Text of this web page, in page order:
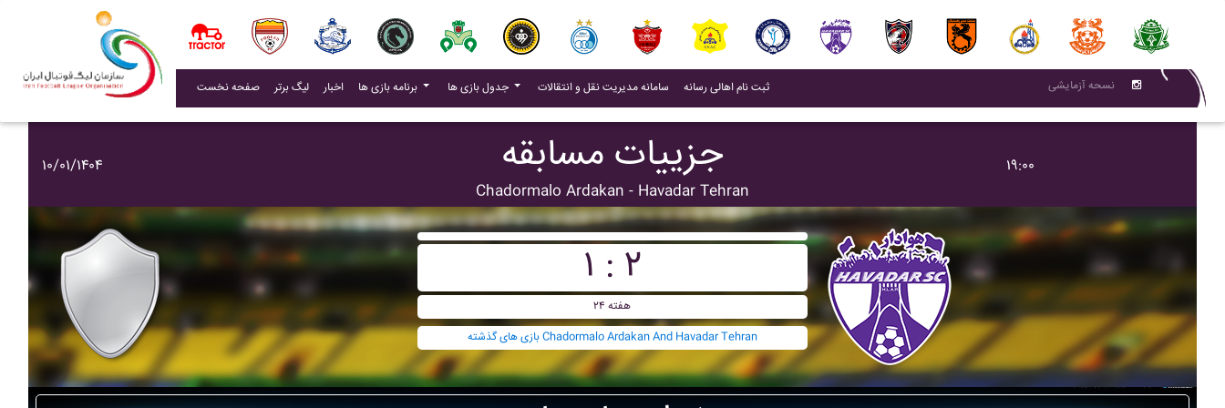
صفحه نخست لیگ برتر اخبار(current) برنامه بازی ها جدول بازی ها سامانه مدیریت نقل و انتقالات (current)
ثبت نام اهالی رسانه(current) نسحه آزمایشی
۱۰/۰۱/۱۴۰۴ جزییات مسابقه
Chadormalo Ardakan - Havadar Tehran
۱۹:۰۰
۱ : ۲
هفته ۲۴
بازی های گذشته Chadormalo Ardakan And Havadar Tehran